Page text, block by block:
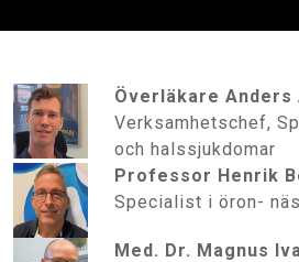
Överläkare Anders
Verksamhetschef,
och halssjukdomar
Professor Henrik
Specialist i öron-
Med. Dr. Magnus